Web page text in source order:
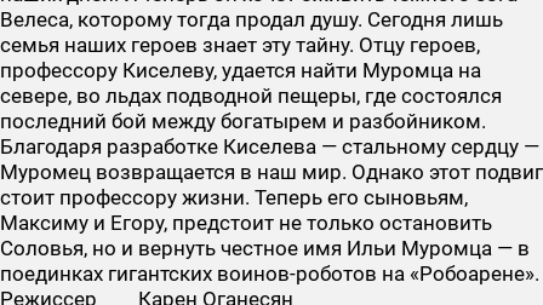
Велеса, которому тогда продал душу. Сегодня лишь
семья наших героев знает эту тайну. Отцу героев,
профессору Киселеву, удается найти Муромца на
севере, во льдах подводной пещеры, где состоялся
последний бой между богатырем и разбойником.
Благодаря разработке Киселева — стальному сердцу —
Муромец возвращается в наш мир. Однако этот подвиг
стоит профессору жизни. Теперь его сыновьям,
Максиму и Егору, предстоит не только остановить
Соловья, но и вернуть честное имя Ильи Муромца — в
поединках гигантских воинов-роботов на «Робоарене».
Режиссер
Карен Оганесян